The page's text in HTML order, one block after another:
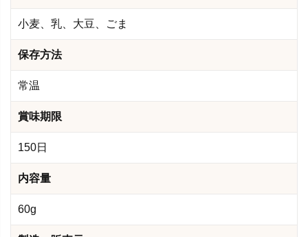
小麦、乳、大豆、ごま
保存方法
常温
賞味期限
150日
内容量
60g